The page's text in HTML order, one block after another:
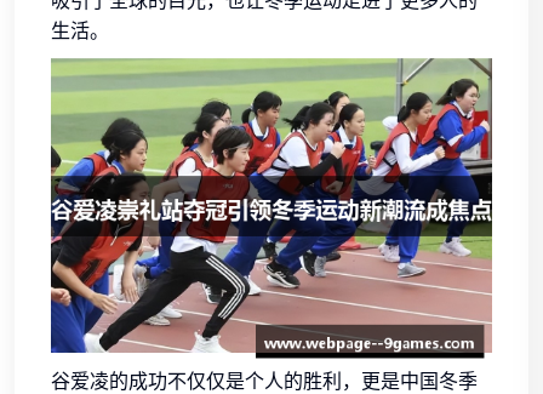
生活。
谷爱凌的成功不仅仅是个人的胜利，更是中国冬季